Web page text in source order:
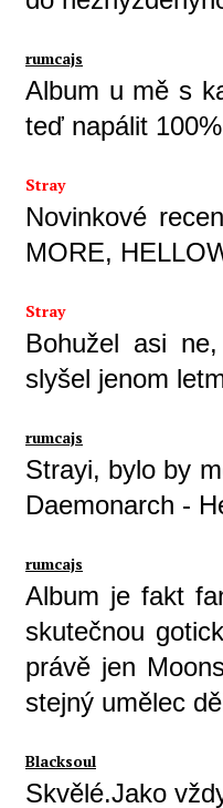
rumcajs
Album u mě s
teď napálit
Stray
Novinkové
MORE,
Stray
Bohužel asi
slyšel jenom
rumcajs
Strayi, bylo by
Daemonarch -
rumcajs
Album je fakt
skutečnou
právě jen
stejný umělec
Blacksoul
Skvělé.Jako